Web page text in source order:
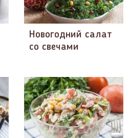
Новогодний салат
со свечами